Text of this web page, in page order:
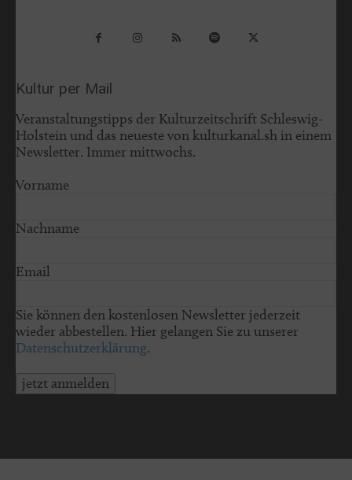
Kultur per Mail
Veranstaltungstipps der Kulturzeitschrift Schleswig-
Holstein und das neueste von kulturkanal.sh in einem
Newsletter. Immer mittwochs.
Vorname
Nachname
Email
Sie können den kostenlosen Newsletter jederzeit
wieder abbestellen. Hier gelangen Sie zu unserer
Datenschutzerklärung.
jetzt anmelden